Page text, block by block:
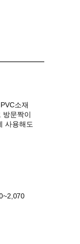
소재
방문짝이
사용해도